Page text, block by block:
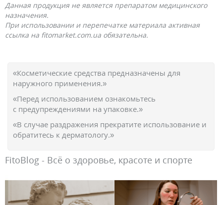
Данная продукция не является препаратом медицинского
назначения.
При использовании и перепечатке материала активная
ссылка на fitomarket.com.ua обязательна.
«Косметические средства предназначены для
наружного применения.»
«Перед использованием ознакомьтесь
с предупреждениями на упаковке.»
«В случае раздражения прекратите использование и
обратитесь к дерматологу.»
FitoBlog - Всё о здоровье, красоте и спорте